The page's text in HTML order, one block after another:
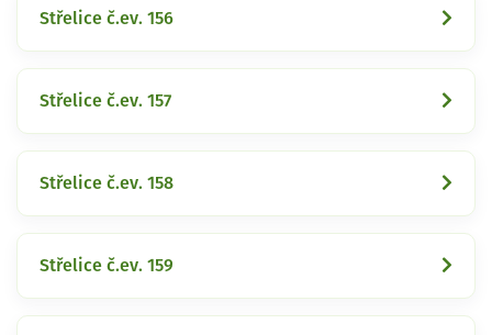
Střelice č.ev. 156
Střelice č.ev. 157
Střelice č.ev. 158
Střelice č.ev. 159